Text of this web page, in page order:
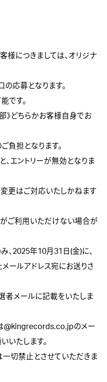
様につきましては、オリジナ
の応募となります。
です。
部》どちらかお客様自身でお
負担となります。
、エントリーが無効となりま
更はご対応いたしかねます
ご利用いただけない場合が
、2025年10月31日(金)に、
ールアドレス宛にお送りさ
者メールに記載をいたしま
@kingrecords.co.jpのメー
いたします。
切禁止とさせていただきま